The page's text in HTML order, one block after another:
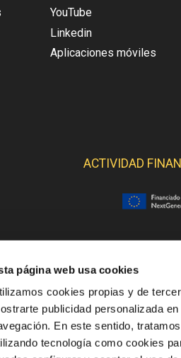
página web usa cookies
cookies propias y de
publicidad personalizada
En este sentido,
tecnología como cookies
YouTube
Linkedin
Aplicaciones móviles
ACTIVIDAD
CINE YELMO